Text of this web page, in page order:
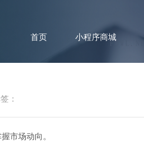
首页 小程序商城
：
市场动向。